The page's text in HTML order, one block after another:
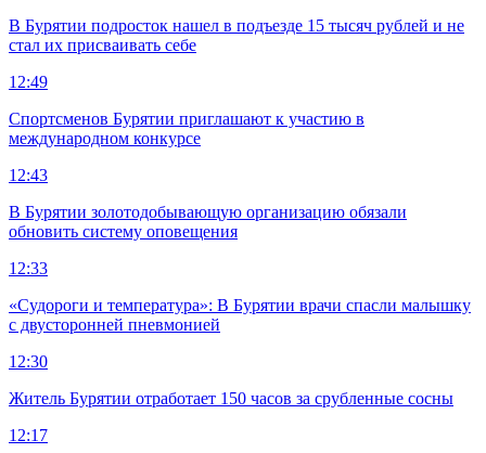
В Бурятии подросток нашел в подъезде 15 тысяч рублей и не
стал их присваивать себе
12:49
Спортсменов Бурятии приглашают к участию в
международном конкурсе
12:43
В Бурятии золотодобывающую организацию обязали
обновить систему оповещения
12:33
«Судороги и температура»: В Бурятии врачи спасли малышку
с двусторонней пневмонией
12:30
Житель Бурятии отработает 150 часов за срубленные сосны
12:17